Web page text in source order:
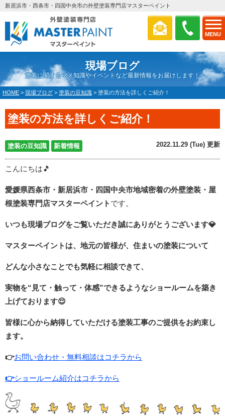
MENU
新居浜市・西条市・四国中央市の外壁塗装専門店マスターペイント
現場ブログ
塗装に関するマメ知識やイベントなど最新情報をお届けします！
HOME > 現場ブログ > 塗装の豆知識 > 塗装の方法を詳しくご紹介！
塗装の方法を詳しくご紹介！
塗装の豆知識 新着情報 2022.11.29 (Tue) 更新
こんにちは🎵
愛媛県西条市・新居浜市・四国中央市地域密着の外壁塗装・屋
根塗装専門店マスターペイント です。
いつも現場ブログをご覧いただき誠にありがとうございます💎
マスターペイントは、地元の皆様が、住まいの塗装について
どんな小さなことでも気軽に相談できて、
実物を“見て・触って・体感”できるようなショールームを築き
上げております😌
皆様に心から納得していただける塗装工事のご提供をお約束し
ます。
👉お問い合わせ・無料相談はコチラから
👉ショールーム紹介はコチラから